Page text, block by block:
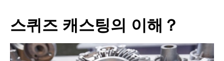
스퀴즈 캐스팅의 이해？